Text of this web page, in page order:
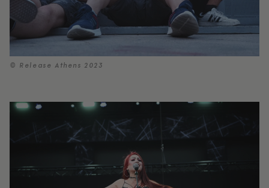
© Release Athens 2023